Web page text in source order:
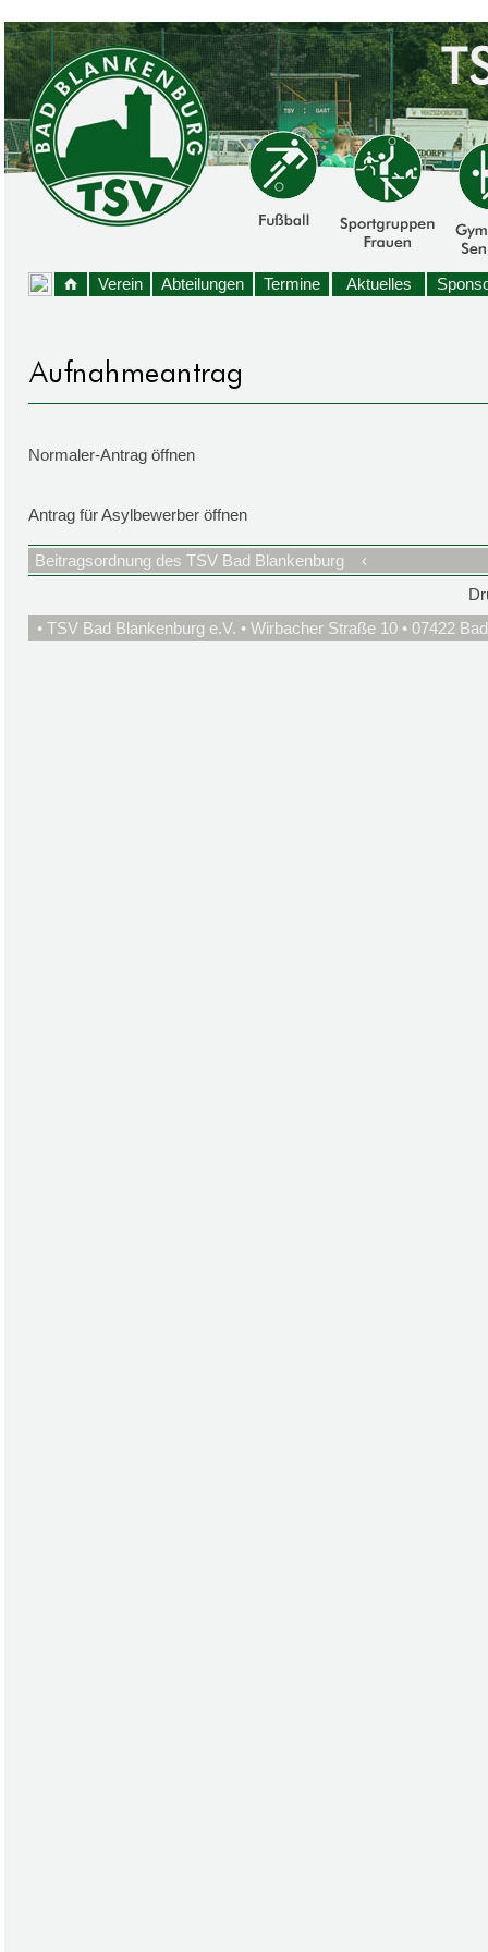
Verein Abteilungen Termine Aktuelles
Normaler-Antrag öffnen
Antrag für Asylbewerber öffnen
Beitragsordnung des TSV Bad Blankenburg
‹
• TSV Bad Blankenburg e.V. • Wirbacher Straße 10 • 07422